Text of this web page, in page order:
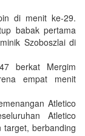
di menit ke-29.
babak pertama
Szoboszlai di
berkat Mergim
empat menit
Atletico
Atletico
target, berbanding